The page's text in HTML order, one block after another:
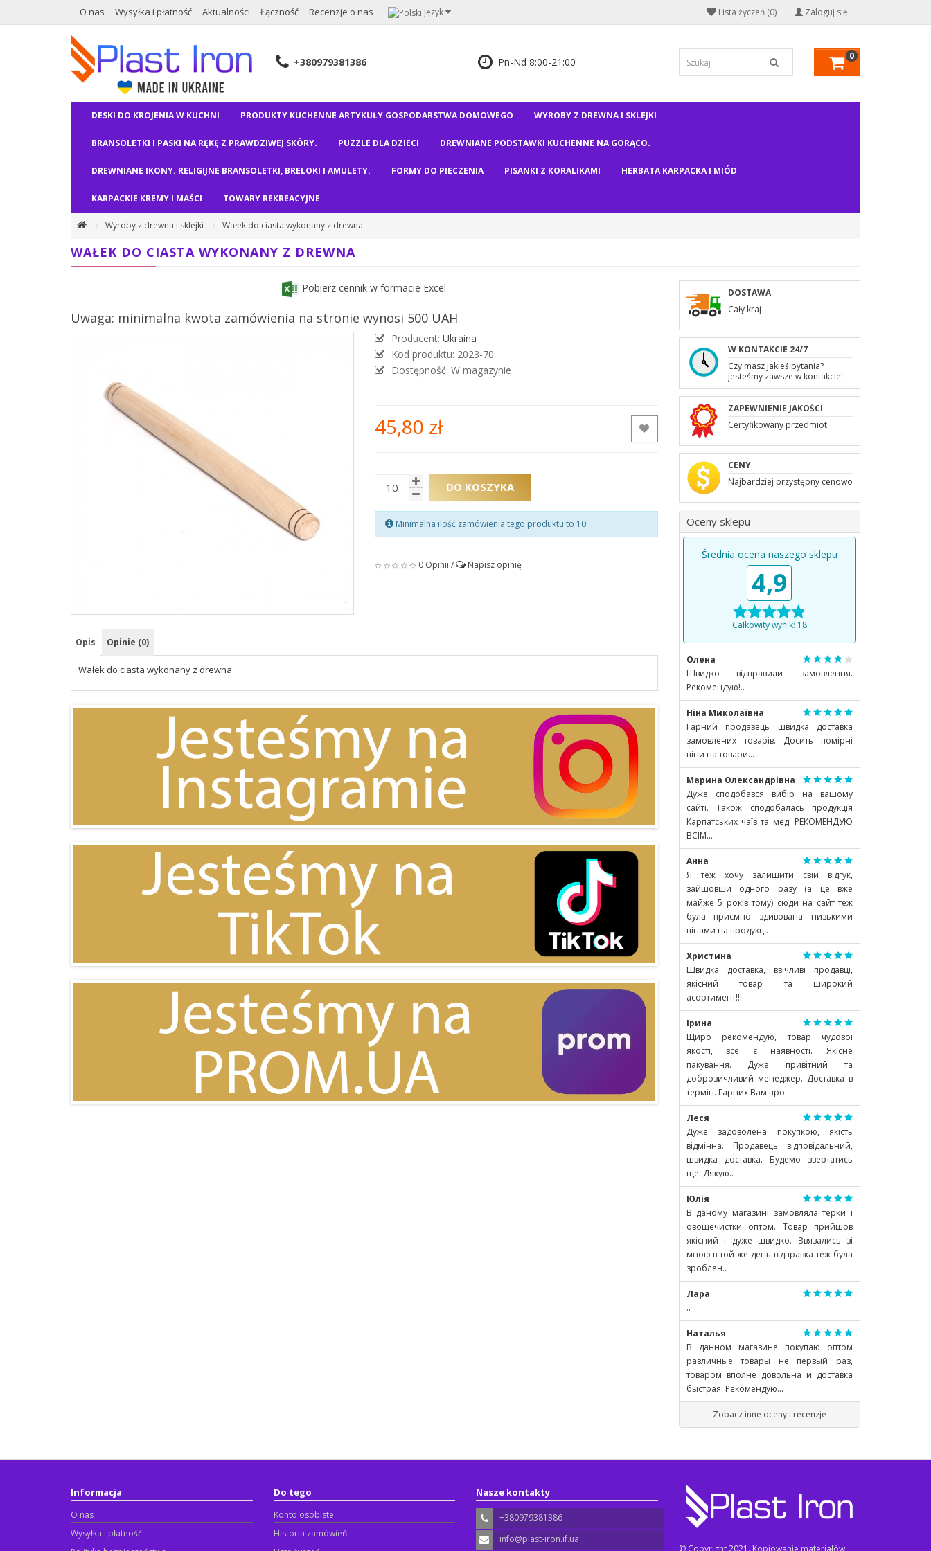
O nas Wysyłka i płatność Aktualności Łączność Recenzje o nas Język Zaloguj się
Lista życzeń (0)
+380979381386 Pn-Nd 8:00-21:00 0
DESKI DO KROJENIA W KUCHNI PRODUKTY KUCHENNE ARTYKUŁY GOSPODARSTWA DOMOWEGO WYROBY Z DREWNA I SKLEJKI
BRANSOLETKI I PASKI NA RĘKĘ Z PRAWDZIWEJ SKÓRY. PUZZLE DLA DZIECI DREWNIANE PODSTAWKI KUCHENNE NA GORĄCO.
DREWNIANE IKONY. RELIGIJNE BRANSOLETKI, BRELOKI I AMULETY. FORMY DO PIECZENIA PISANKI Z KORALIKAMI HERBATA KARPACKA I MIÓD
KARPACKIE KREMY I MAŚCI TOWARY REKREACYJNE
Wyroby z drewna i sklejki Wałek do ciasta wykonany z drewna
WAŁEK DO CIASTA WYKONANY Z DREWNA
Pobierz cennik w formacie Excel
Uwaga: minimalna kwota zamówienia na stronie wynosi 500 UAH
Producent: Ukraina
Kod produktu: 2023-70
Dostępność: W magazynie
45,80 zł
DO KOSZYKA
Minimalna ilość zamówienia tego produktu to 10
0 Opinii / Napisz opinię
Opis Opinie (0)
Wałek do ciasta wykonany z drewna
DOSTAWA
Cały kraj
W KONTAKCIE 24/7
Czy masz jakieś pytania?
Jesteśmy zawsze w kontakcie!
ZAPEWNIENIE JAKOŚCI
Certyfikowany przedmiot
CENY
Najbardziej przystępny cenowo
Oceny sklepu
Średnia ocena naszego sklepu
4,9
Całkowity wynik: 18
Олена
Швидко відправили замовлення.
Рекомендую!..
Ніна Миколаївна
Гарний продавець швидка доставка
замовлених товарів. Досить помірні
ціни на товари...
Марина Олександрівна
Дуже сподобався вибір на вашому
сайті. Також сподобалась продукція
Карпатських чаїв та мед. РЕКОМЕНДУЮ
ВСІМ...
Анна
Я теж хочу залишити свій відгук,
зайшовши одного разу (а це вже
майже 5 років тому) сюди на сайт теж
була приємно здивована низькими
цінами на продукц..
Христина
Швидка доставка, ввічливі продавці,
якісний товар та широкий
асортимент!!!..
Ірина
Щиро рекомендую, товар чудової
якості, все є наявності. Якісне
пакування. Дуже привітний та
доброзичливий менеджер. Доставка в
термін. Гарних Вам про..
Леся
Дуже задоволена покупкою, якість
відмінна. Продавець відповідальний,
швидка доставка. Будемо звертатись
ще. Дякую..
Юлія
В даному магазині замовляла терки і
овощечистки оптом. Товар прийшов
якісний і дуже швидко. Звязались зі
мною в той же день відправка теж була
зроблен..
Лара
..
Наталья
В данном магазине покупаю оптом
различные товары не первый раз,
товаром вполне довольна и доставка
быстрая. Рекомендую...
Zobacz inne oceny i recenzje
Informacja
O nas
Wysyłka i płatność
Do tego
Konto osobiste
Historia zamówień
Nasze kontakty
+380979381386
info@plast-iron.if.ua
© Copyright 2021. Kopiowanie materiałów